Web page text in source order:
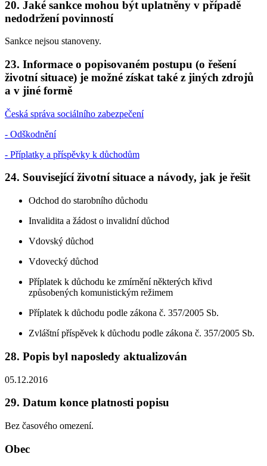
20. Jaké sankce mohou být uplatněny v případě
nedodržení povinností
Sankce nejsou stanoveny.
23. Informace o popisovaném postupu (o řešení
životní situace) je možné získat také z jiných zdrojů
a v jiné formě
Česká správa sociálního zabezpečení
- Odškodnění
- Příplatky a příspěvky k důchodům
24. Související životní situace a návody, jak je řešit
Odchod do starobního důchodu
Invalidita a žádost o invalidní důchod
Vdovský důchod
Vdovecký důchod
Příplatek k důchodu ke zmírnění některých křivd
způsobených komunistickým režimem
Příplatek k důchodu podle zákona č. 357/2005 Sb.
Zvláštní příspěvek k důchodu podle zákona č. 357/2005 Sb.
28. Popis byl naposledy aktualizován
05.12.2016
29. Datum konce platnosti popisu
Bez časového omezení.
Obec